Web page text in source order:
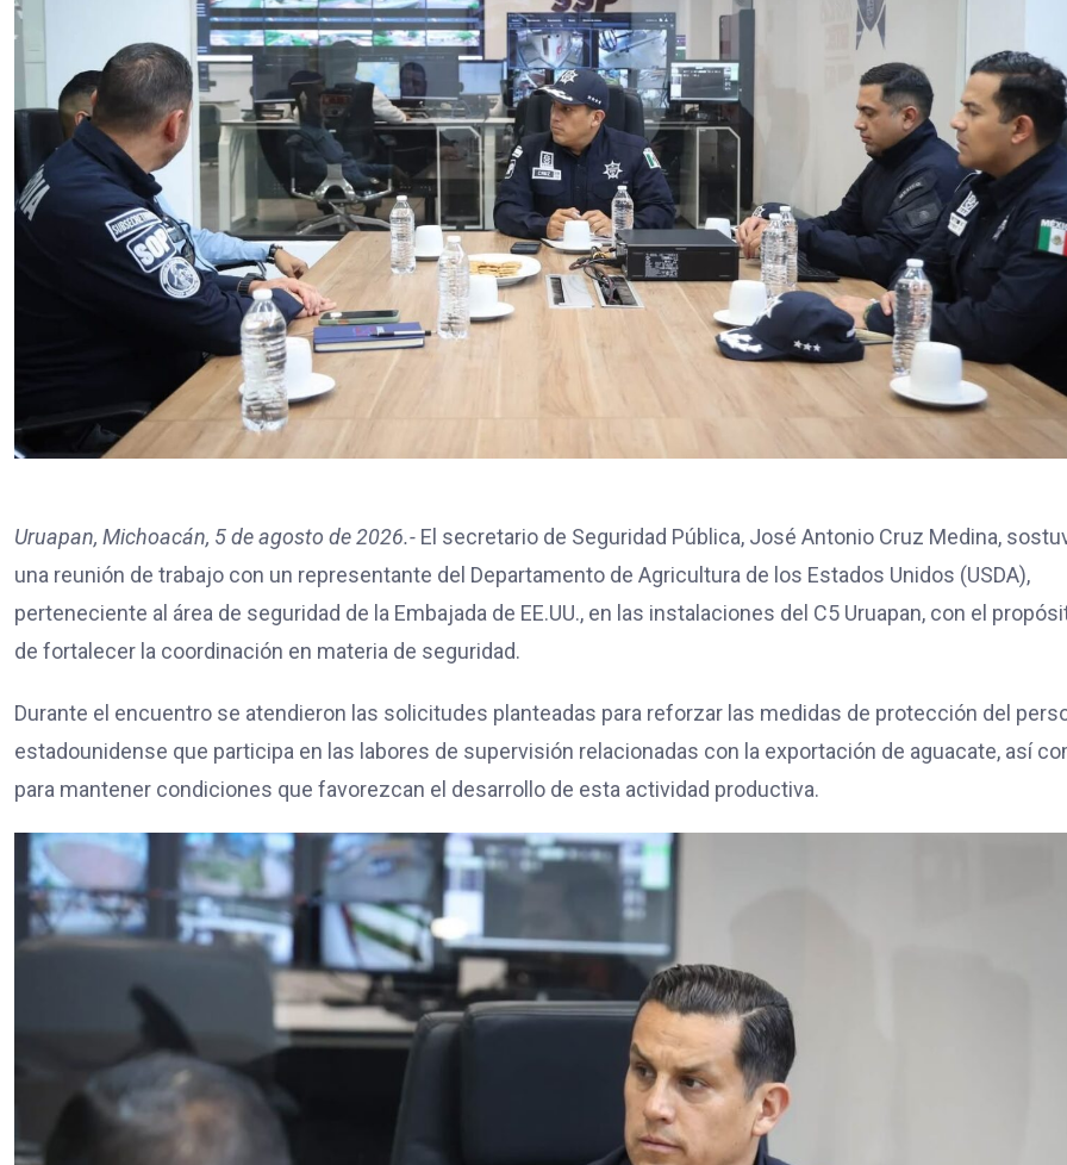
Uruapan, Michoacán, 5 de agosto de 2026.- El secretario de Seguridad Pública, José Antonio Cruz Medina,
una reunión de trabajo con un representante del Departamento de Agricultura de los Estados Unidos (USDA),
perteneciente al área de seguridad de la Embajada de EE.UU., en las instalaciones del C5 Uruapan, con el
de fortalecer la coordinación en materia de seguridad.
Durante el encuentro se atendieron las solicitudes planteadas para reforzar las medidas de protección del
estadounidense que participa en las labores de supervisión relacionadas con la exportación de aguacate, así
para mantener condiciones que favorezcan el desarrollo de esta actividad productiva.